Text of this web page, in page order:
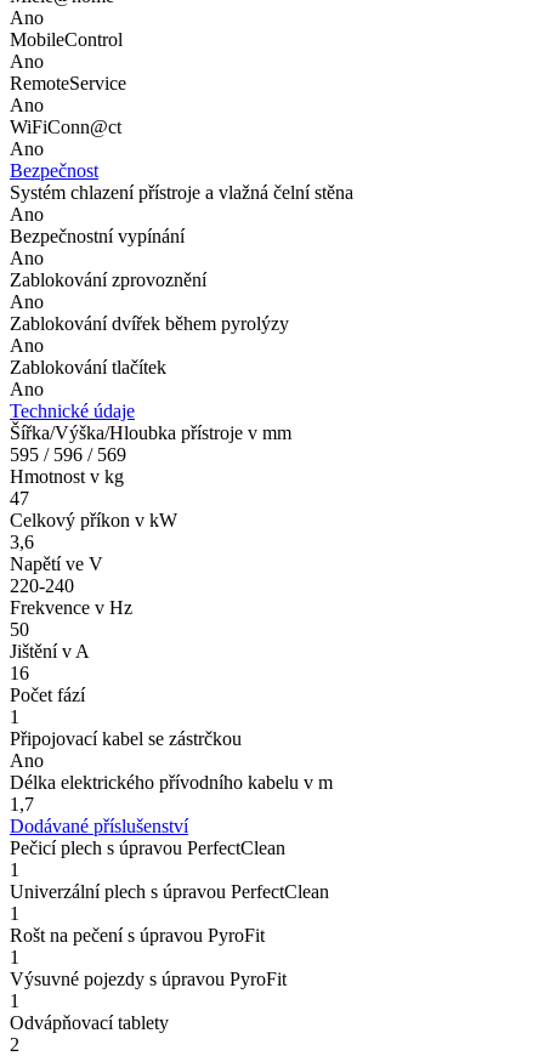
Ano
MobileControl
Ano
RemoteService
Ano
WiFiConn@ct
Ano
Bezpečnost
Systém chlazení přístroje a vlažná čelní stěna
Ano
Bezpečnostní vypínání
Ano
Zablokování zprovoznění
Ano
Zablokování dvířek během pyrolýzy
Ano
Zablokování tlačítek
Ano
Technické údaje
Šířka/Výška/Hloubka přístroje v mm
595 / 596 / 569
Hmotnost v kg
47
Celkový příkon v kW
3,6
Napětí ve V
220-240
Frekvence v Hz
50
Jištění v A
16
Počet fází
1
Připojovací kabel se zástrčkou
Ano
Délka elektrického přívodního kabelu v m
1,7
Dodávané příslušenství
Pečicí plech s úpravou PerfectClean
1
Univerzální plech s úpravou PerfectClean
1
Rošt na pečení s úpravou PyroFit
1
Výsuvné pojezdy s úpravou PyroFit
1
Odvápňovací tablety
2